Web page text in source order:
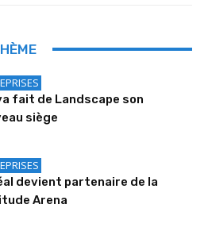
fait de Landscape son
siège
devient partenaire de la
Arena